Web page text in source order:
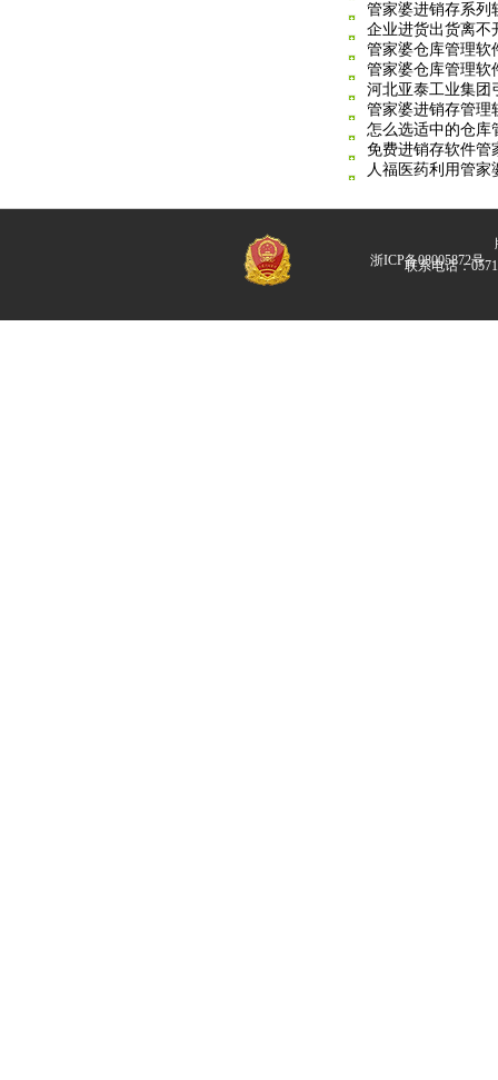
管家婆进销存系列
企业进货出货离不
管家婆仓库管理软
管家婆仓库管理软
河北亚泰工业集团
管家婆进销存管理
怎么选适中的仓库
免费进销存软件管
人福医药利用管
浙ICP备08005872号
联系电话：